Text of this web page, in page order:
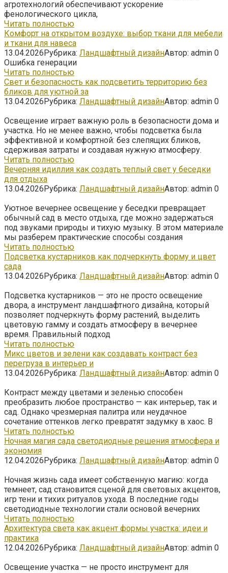
агротехнологий обеспечивают ускорение
фенологического цикла,
Читать полностью
Комфорт на открытом воздухе: выбор ткани для мебели
и ткани для навеса
13.04.2026Рубрика: Ландшафтный дизайнАвтор: admin 0
Ошибка генерации
Читать полностью
Свет и безопасность как подсветить территорию без
бликов для уютной за
13.04.2026Рубрика: Ландшафтный дизайнАвтор: admin 0
Освещение играет важную роль в безопасности дома и
участка. Но не менее важно, чтобы подсветка была
эффективной и комфортной: без слепящих бликов,
сдерживая затраты и создавая нужную атмосферу.
Читать полностью
Вечерняя идиллия как создать теплый свет у беседки
для отдыха
13.04.2026Рубрика: Ландшафтный дизайнАвтор: admin 0
Уютное вечернее освещение у беседки превращает
обычный сад в место отдыха, где можно задержаться
под звуками природы и тихую музыку. В этом материале
мы разберем практические способы создания
Читать полностью
Подсветка кустарников как подчеркнуть форму и цвет
сада
13.04.2026Рубрика: Ландшафтный дизайнАвтор: admin 0
Подсветка кустарников — это не просто освещение
двора, а инструмент ландшафтного дизайна, который
позволяет подчеркнуть форму растений, выделить
цветовую гамму и создать атмосферу в вечернее
время. Правильный подход
Читать полностью
Микс цветов и зелени как создавать контраст без
перегруза в интерьер и
13.04.2026Рубрика: Ландшафтный дизайнАвтор: admin 0
Контраст между цветами и зеленью способен
преобразить любое пространство — как интерьер, так и
сад. Однако чрезмерная палитра или неудачное
сочетание оттенков легко превратят задумку в хаос. В
Читать полностью
Ночная магия сада светодиодные решения атмосфера и
экономия
12.04.2026Рубрика: Ландшафтный дизайнАвтор: admin 0
Ночная жизнь сада имеет собственную магию: когда
темнеет, сад становится сценой для световых акцентов,
игр тени и тихих ритуалов ухода. В последние годы
светодиодные технологии стали основой вечерних
Читать полностью
Архитектура света как акцент формы участка: идеи и
практика
12.04.2026Рубрика: Ландшафтный дизайнАвтор: admin 0
Освещение участка — не просто инструмент для